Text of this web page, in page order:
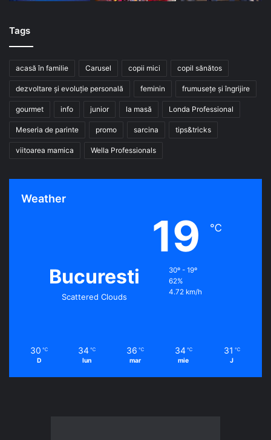
Tags
acasă în familie Carusel copii mici copil sănătos
dezvoltare și evoluție personală feminin frumusețe și îngrijire
gourmet info junior la masă Londa Professional
Meseria de parinte promo sarcina tips&tricks
viitoarea mamica Wella Professionals
Weather
Bucuresti
Scattered Clouds
19 ℃
30º - 19º
62%
4.72 km/h
30 ℃
D
34 ℃
lun
36 ℃
mar
34 ℃
mie
31 ℃
J